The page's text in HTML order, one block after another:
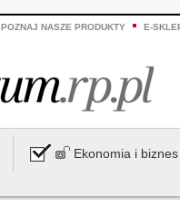
POZNAJ NASZE PRODUKTY E-
Ekonomia i biznes